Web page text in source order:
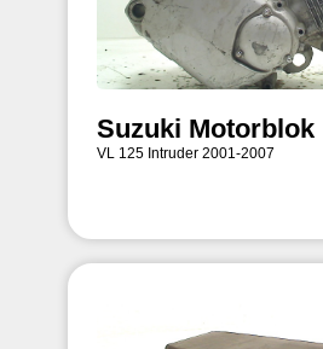
Suzuki Motorblok
VL 125 Intruder 2001-2007